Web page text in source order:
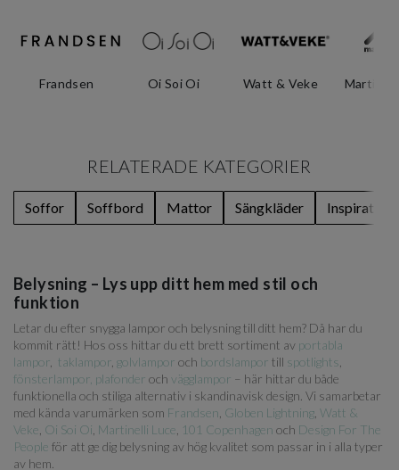
Frandsen Oi Soi Oi Watt & Veke
RELATERADE KATEGORIER
Soffor Soffbord Mattor Sängkläder Inspiration
Belysning – Lys upp ditt hem med stil och
funktion
Letar du efter snygga lampor och belysning till ditt hem? Då har du
kommit rätt! Hos oss hittar du ett brett sortiment av portabla
lampor taklampor golvlampor och bordslampor till spotlights
fönsterlampor, plafonder och vägglampor – här hittar du både
funktionella och stiliga alternativ i skandinavisk design. Vi samarbetar
med kända varumärken som Frandsen Globen Lightning Watt &
Veke Oi Soi Oi Martinelli Luce 101 Copenhagen och Design For The
People för att ge dig belysning av hög kvalitet som passar in i alla typer
av hem.